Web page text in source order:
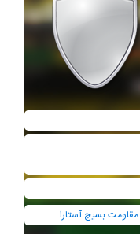
بسیج آستارا